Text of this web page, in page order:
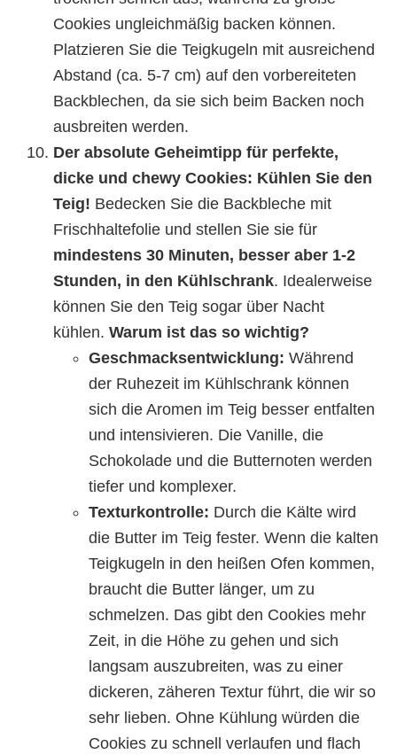
Cookies ungleichmäßig backen können.
Platzieren Sie die Teigkugeln mit ausreichend
Abstand (ca. 5-7 cm) auf den vorbereiteten
Backblechen, da sie sich beim Backen noch
ausbreiten werden.
Der absolute Geheimtipp für perfekte,
dicke und chewy Cookies: Kühlen Sie den
Teig! Bedecken Sie die Backbleche mit
Frischhaltefolie und stellen Sie sie für
mindestens 30 Minuten, besser aber 1-2
Stunden, in den Kühlschrank. Idealerweise
können Sie den Teig sogar über Nacht
kühlen. Warum ist das so wichtig?
Geschmacksentwicklung: Während
der Ruhezeit im Kühlschrank können
sich die Aromen im Teig besser entfalten
und intensivieren. Die Vanille, die
Schokolade und die Butternoten werden
tiefer und komplexer.
Texturkontrolle: Durch die Kälte wird
die Butter im Teig fester. Wenn die kalten
Teigkugeln in den heißen Ofen kommen,
braucht die Butter länger, um zu
schmelzen. Das gibt den Cookies mehr
Zeit, in die Höhe zu gehen und sich
langsam auszubreiten, was zu einer
dickeren, zäheren Textur führt, die wir so
sehr lieben. Ohne Kühlung würden die
Cookies zu schnell verlaufen und flach